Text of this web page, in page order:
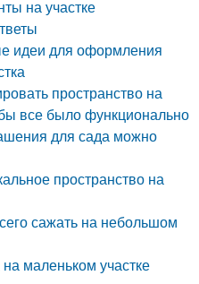
на участке
идеи для оформления
пространство на
все было функционально
для сада можно
пространство на
сажать на небольшом
маленьком участке